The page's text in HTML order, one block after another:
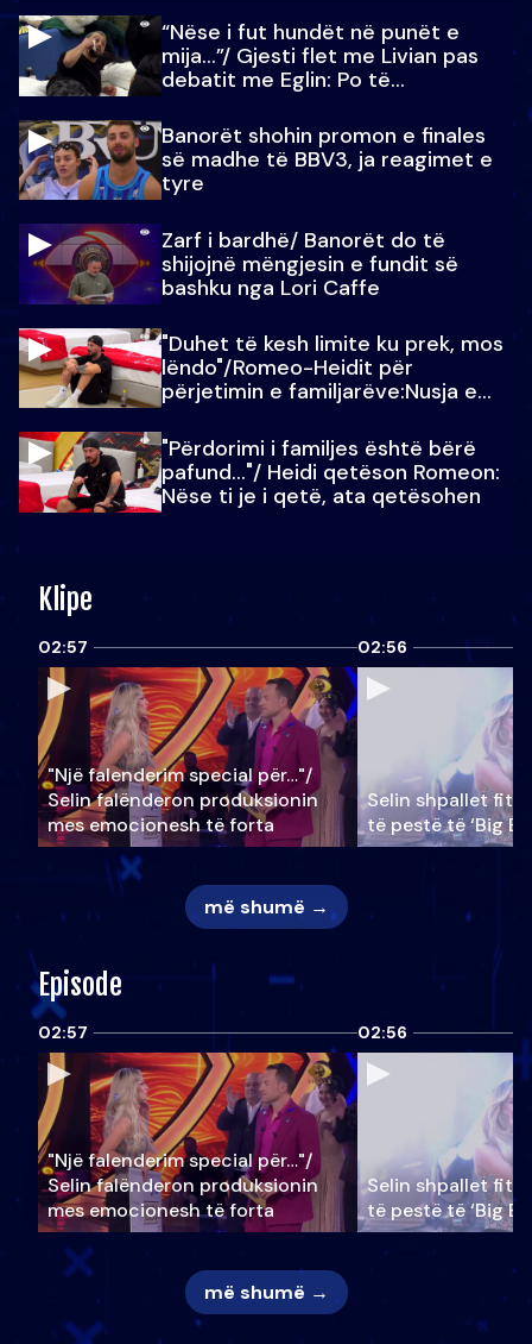
“Nëse i fut hundët në punët e
mija…”/ Gjesti flet me Livian pas
debatit me Eglin: Po të
Banorët shohin promon e finales
së madhe të BBV3, ja reagimet e
tyre
Zarf i bardhë/ Banorët do të
shijojnë mëngjesin e fundit së
bashku nga Lori Caffe
"Duhet të kesh limite ku prek, mos
lëndo"/Romeo-Heidit për
përjetimin e familjarëve:Nusja e
"Përdorimi i familjes është bërë
pafund…"/ Heidi qetëson Romeon:
Nëse ti je i qetë, ata qetësohen
Klipe
02:57
"Një falenderim special për…"/
Selin falënderon produksionin
mes emocionesh të forta
02:56
Selin shpallet
të pestë të ‘Big
më shumë →
Episode
02:57
"Një falenderim special për…"/
Selin falënderon produksionin
mes emocionesh të forta
02:56
Selin shpallet
të pestë të ‘Big
më shumë →